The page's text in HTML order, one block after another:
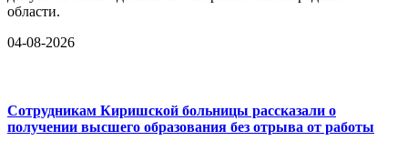
области.
04-08-2026
Сотрудникам Киришской больницы рассказали о
получении высшего образования без отрыва от работы